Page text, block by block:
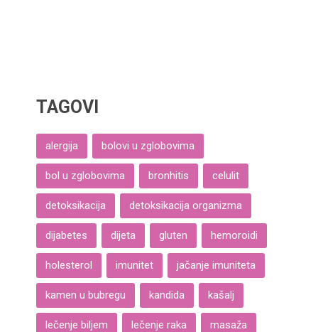
TAGOVI
alergija bolovi u zglobovima
bol u zglobovima bronhitis celulit
detoksikacija detoksikacija organizma
dijabetes dijeta gluten hemoroidi
holesterol imunitet jačanje imuniteta
kamen u bubregu kandida kašalj
lečenje biljem lečenje raka masaža